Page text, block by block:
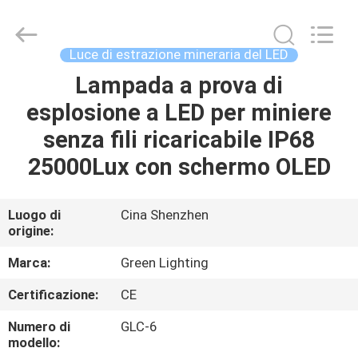
PRODOTTI
NOI
GIRO
DELLA
FABBRICA
Rights
Luce di estrazione mineraria del LED
Lampada a prova di
esplosione a LED per miniere
senza fili ricaricabile IP68
25000Lux con schermo OLED
Luogo di
origine:
Cina Shenzhen
Marca:
Green Lighting
Certificazione:
CE
Numero di
modello:
GLC-6